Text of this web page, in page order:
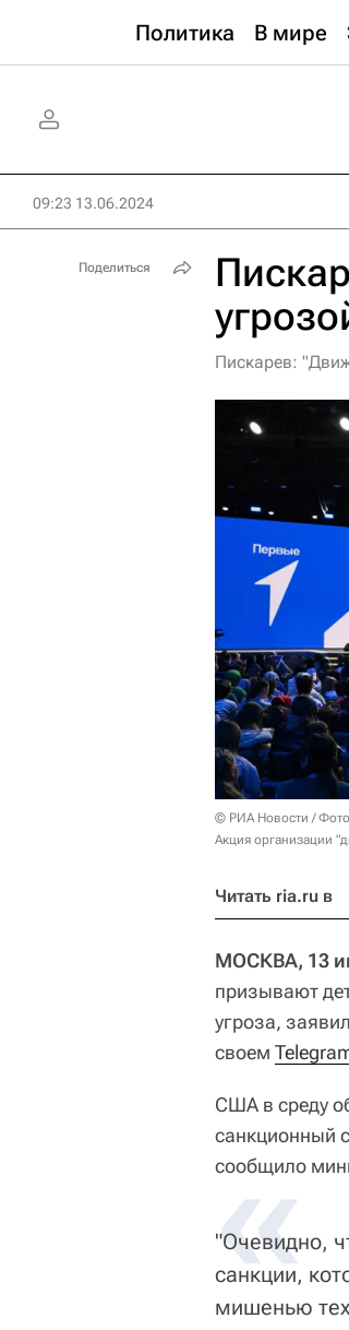
Политика В мире
09:23 13.06.2024
Пискарев:
© РИА Новости /
Акция организации
Читать ria.ru в
МОСКВА, 13
призывают
угроза,
своем
США в среду
санкционный
сообщило
«
"Очевидно,
санкции,
мишенью
Поделиться